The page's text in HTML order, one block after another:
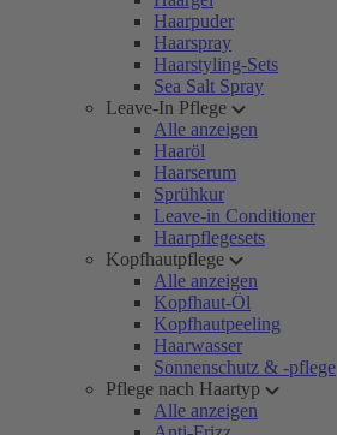
Haarpuder
Haarspray
Haarstyling-Sets
Sea Salt Spray
Leave-In Pflege
Alle anzeigen
Haaröl
Haarserum
Sprühkur
Leave-in Conditioner
Haarpflegesets
Kopfhautpflege
Alle anzeigen
Kopfhaut-Öl
Kopfhautpeeling
Haarwasser
Sonnenschutz & -pflege
Pflege nach Haartyp
Alle anzeigen